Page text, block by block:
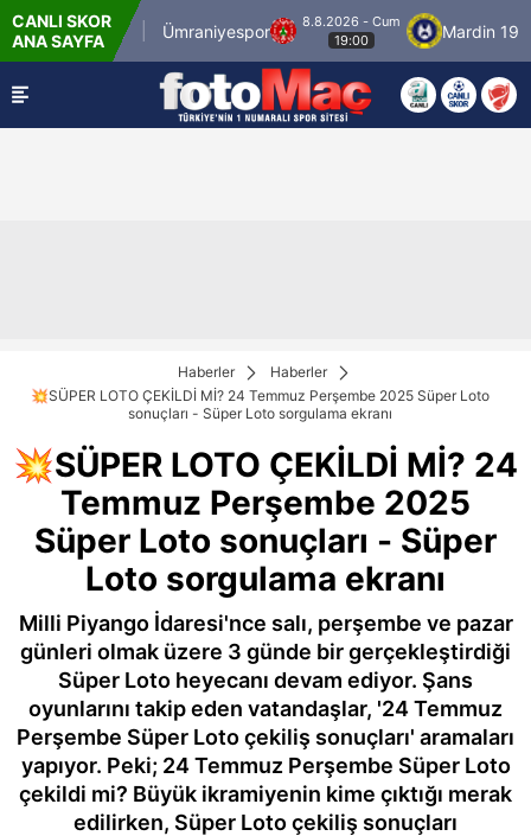
CANLI SKOR
ANA SAYFA
İstanbulspor Ümraniyespor
8.8.2026 - Cum
19:00
Mardin 1969
Haberler
Haberler
💥SÜPER LOTO ÇEKİLDİ Mİ? 24 Temmuz Perşembe 2025 Süper Loto
sonuçları - Süper Loto sorgulama ekranı
💥SÜPER LOTO ÇEKİLDİ Mİ? 24
Temmuz Perşembe 2025
Süper Loto sonuçları - Süper
Loto sorgulama ekranı
Milli Piyango İdaresi'nce salı, perşembe ve pazar
günleri olmak üzere 3 günde bir gerçekleştirdiği
Süper Loto heyecanı devam ediyor. Şans
oyunlarını takip eden vatandaşlar, '24 Temmuz
Perşembe Süper Loto çekiliş sonuçları' aramaları
yapıyor. Peki; 24 Temmuz Perşembe Süper Loto
çekildi mi? Büyük ikramiyenin kime çıktığı merak
edilirken, Süper Loto çekiliş sonuçları